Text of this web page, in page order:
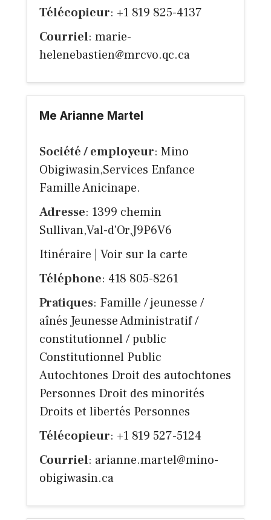
Télécopieur: +1 819 825-4137
Courriel: marie-
helenebastien@mrcvo.qc.ca
Me Arianne Martel
Société / employeur: Mino
Obigiwasin,Services Enfance
Famille Anicinape.
Adresse: 1399 chemin
Sullivan,Val-d'Or,J9P6V6
Itinéraire
Voir sur la carte
Téléphone: 418 805-8261
Pratiques: Famille / jeunesse /
aînés Jeunesse Administratif /
constitutionnel / public
Constitutionnel Public
Autochtones Droit des autochtones
Personnes Droit des minorités
Droits et libertés Personnes
Télécopieur: +1 819 527-5124
Courriel: arianne.martel@mino-
obigiwasin.ca